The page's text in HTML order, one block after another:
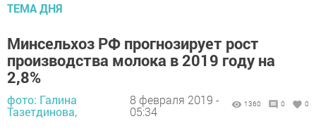
ТЕМА ДНЯ
Минсельхоз РФ прогнозирует рост
производства молока в 2019 году на
2,8%
фото: Галина
Тазетдинова,
8 февраля 2019 -
05:34
1360 0 0